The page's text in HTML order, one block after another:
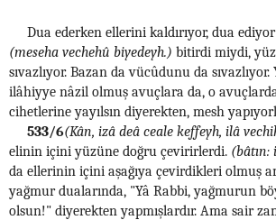
Dua ederken ellerini kaldırıyor, dua
(meseha vechehû biyedeyh.) bitirdi miydi,
sıvazlıyor. Bazan da vücûdunu da
ilâhiyye nâzil olmuş avuçlara da, o
cihetlerine yayılsın diyerekten, mesh
533/6(Kân, izâ deâ ceale keffeyh, ilâ
elinin içini yüzüne doğru çevirirlerdi. (bâtın:
da ellerinin içini aşağıya çevirdikleri olmuş
yağmur dualarında, "Yâ Rabbi, yağmurun
olsun!" diyerekten yapmışlardır. Ama sair